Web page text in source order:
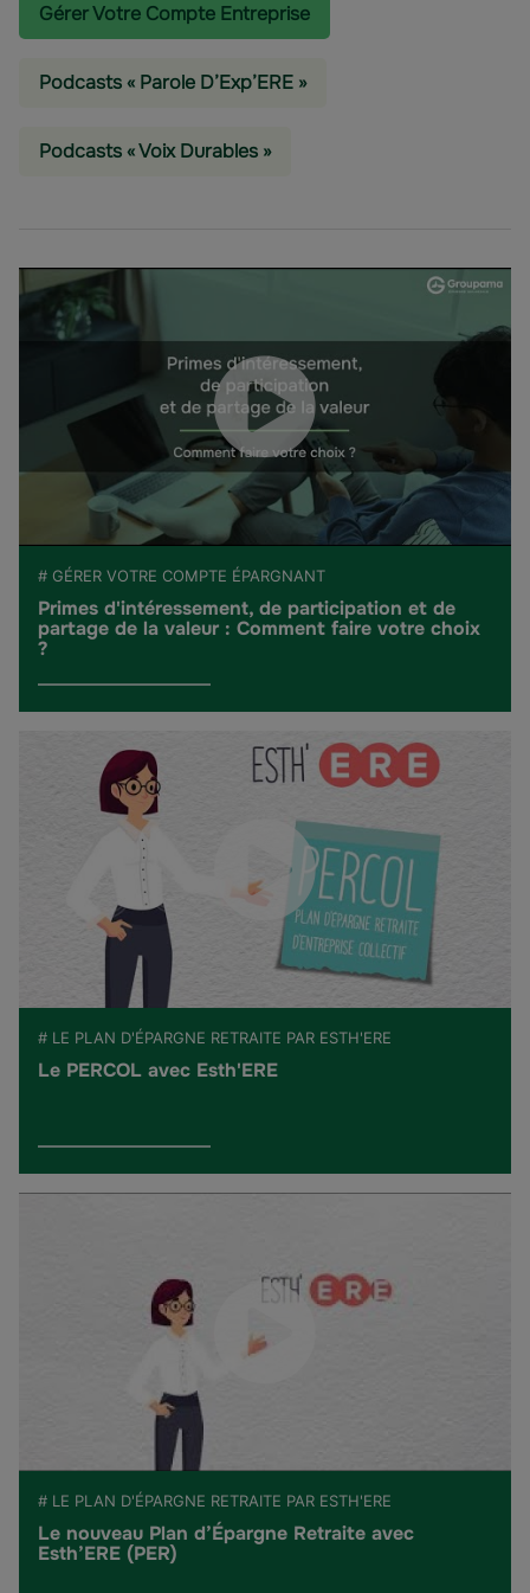
Gérer Votre Compte Entreprise
Podcasts « Parole D’Exp’ERE »
Podcasts « Voix Durables »
# GÉRER VOTRE COMPTE ÉPARGNANT
Primes d'intéressement, de participation et de
partage de la valeur : Comment faire votre choix
?
# LE PLAN D'ÉPARGNE RETRAITE PAR ESTH'ERE
Le PERCOL avec Esth'ERE
# LE PLAN D'ÉPARGNE RETRAITE PAR ESTH'ERE
Le nouveau Plan d’Épargne Retraite avec
Esth’ERE (PER)